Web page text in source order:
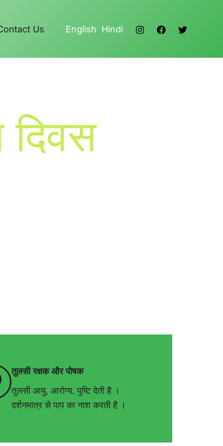
Us English Hindi
तुलसी रक्षक और पोषक
तुलसी आयु, आरोग्य, पुष्टि देती है ।
दर्शनमात्र से पाप का नाश करती है ।